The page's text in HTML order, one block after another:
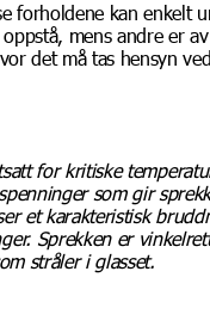
forholdene kan enkelt
mens andre er
det må tas hensyn
for kritiske
som gir
et karakteristisk
Sprekken er
stråler i glasset.